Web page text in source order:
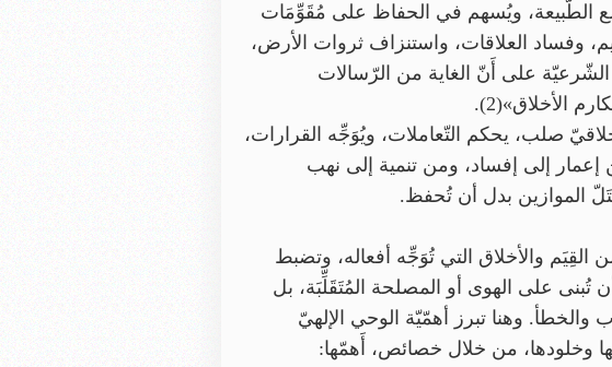
الطّبيعة، ويُسهم في الحفاظ على مُقَوِّمَات
وفساد العلاقات، واستنزاف ثروات الأرض،
على أَنّ الغاية من الرّسالات
الأخلاق»(2).
صلب، يحكم التّعاملات، ويُوَجِّه القرارات،
إعمار إلى إفساد، ومن تنمية إلى نهب
الموازين بدل أن تُحفظ.
والأخلاق التي تُوَجِّه أفعاله، وتضبط
على الهوى أو المصلحة المُتَقَلِّبَة، بل
والخطأ. وهنا تبرز أهمّيّة الوحي الإلهيّ
وخلودها، من خلال خصائص، أَهمّها: